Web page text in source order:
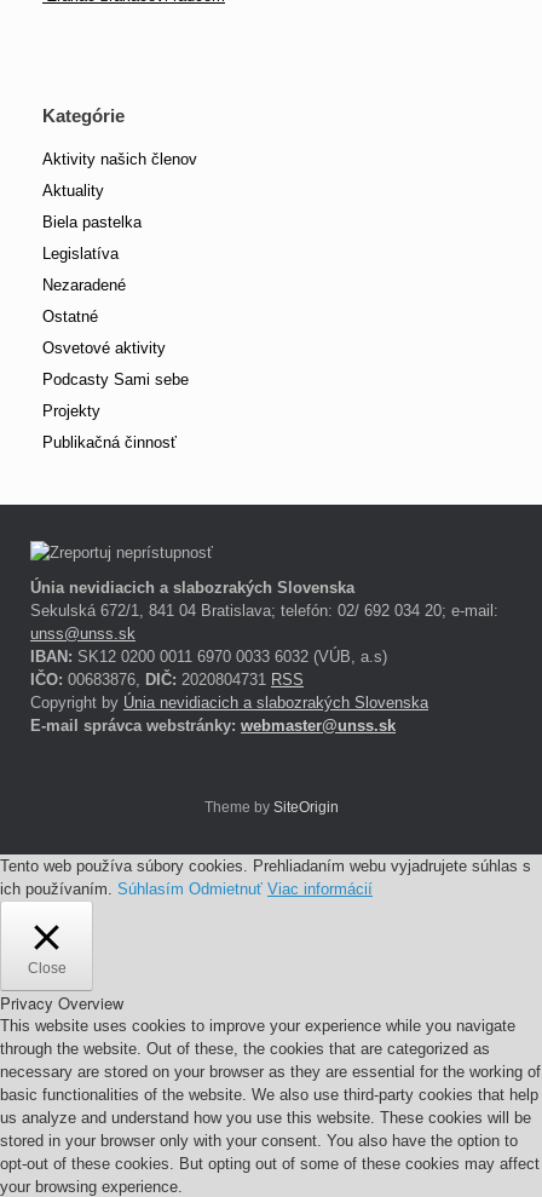
Kategórie
Aktivity našich členov
Aktuality
Biela pastelka
Legislatíva
Nezaradené
Ostatné
Osvetové aktivity
Podcasty Sami sebe
Projekty
Publikačná činnosť
Únia nevidiacich a slabozrakých Slovenska
Sekulská 672/1, 841 04 Bratislava; telefón: 02/ 692 034 20; e-mail:
unss@unss.sk
IBAN: SK12 0200 0011 6970 0033 6032 (VÚB, a.s)
IČO: 00683876, DIČ: 2020804731 RSS
Copyright by Únia nevidiacich a slabozrakých Slovenska
E-mail správca webstránky: webmaster@unss.sk
Theme by SiteOrigin
Tento web používa súbory cookies. Prehliadaním webu vyjadrujete súhlas s
ich používaním. Súhlasím Odmietnuť Viac informácií
Close
Privacy Overview
This website uses cookies to improve your experience while you navigate
through the website. Out of these, the cookies that are categorized as
necessary are stored on your browser as they are essential for the working of
basic functionalities of the website. We also use third-party cookies that help
us analyze and understand how you use this website. These cookies will be
stored in your browser only with your consent. You also have the option to
opt-out of these cookies. But opting out of some of these cookies may affect
your browsing experience.